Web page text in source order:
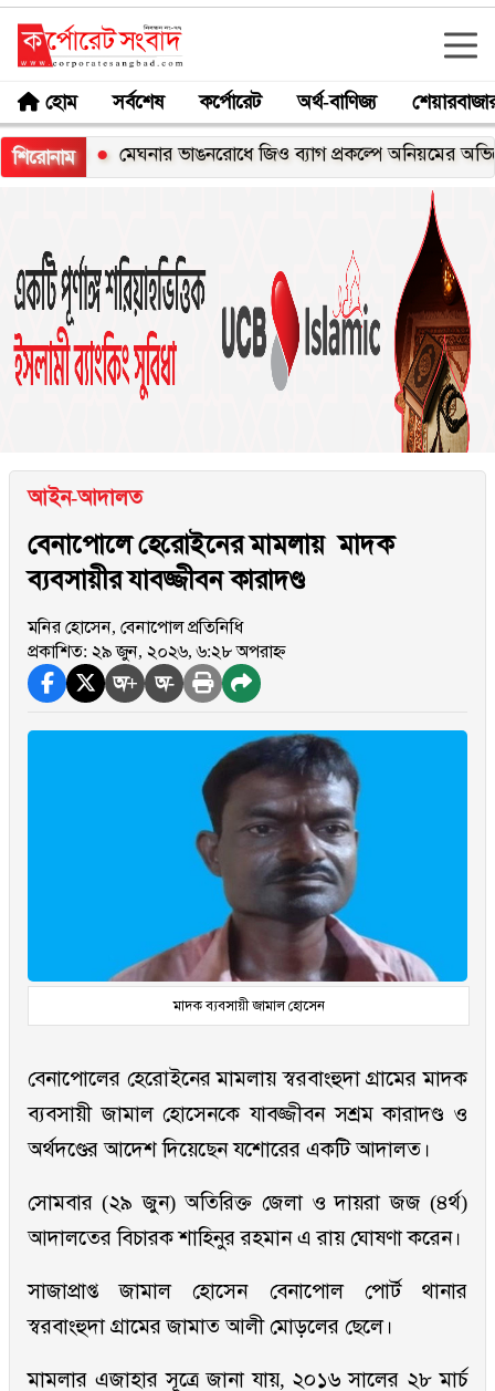
হোম সর্বশেষ কর্পোরেট অর্থ-বাণিজ্য
শিরোনামমেঘনার ভাঙনরোধে জিও ব্যাগ প্রকল্পে অনিয়মের অভিযোগ,
আইন-আদালত
বেনাপোলে হেরোইনের মামলায় মাদক
ব্যবসায়ীর যাবজ্জীবন কারাদণ্ড
মনির হোসেন, বেনাপোল প্রতিনিধি
প্রকাশিত: ২৯ জুন, ২০২৬, ৬:২৮ অপরাহ্ন
অ+ অ-
মাদক ব্যবসায়ী জামাল হোসেন
বেনাপোলের হেরোইনের মামলায় স্বরবাংহুদা গ্রামের মাদক
ব্যবসায়ী জামাল হোসেনকে যাবজ্জীবন সশ্রম কারাদণ্ড ও
অর্থদণ্ডের আদেশ দিয়েছেন যশোরের একটি আদালত।
সোমবার (২৯ জুন) অতিরিক্ত জেলা ও দায়রা জজ (৪র্থ)
আদালতের বিচারক শাহিনুর রহমান এ রায় ঘোষণা করেন।
সাজাপ্রাপ্ত জামাল হোসেন বেনাপোল পোর্ট থানার
স্বরবাংহুদা গ্রামের জামাত আলী মোড়লের ছেলে।
মামলার এজাহার সূত্রে জানা যায়, ২০১৬ সালের ২৮ মার্চ